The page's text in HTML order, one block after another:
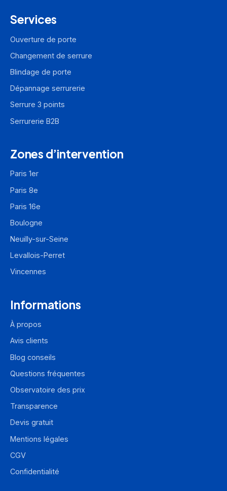
Services
Ouverture de porte
Changement de serrure
Blindage de porte
Dépannage serrurerie
Serrure 3 points
Serrurerie B2B
Zones d’intervention
Paris 1er
Paris 8e
Paris 16e
Boulogne
Neuilly-sur-Seine
Levallois-Perret
Vincennes
Informations
À propos
Avis clients
Blog conseils
Questions fréquentes
Observatoire des prix
Transparence
Devis gratuit
Mentions légales
CGV
Confidentialité